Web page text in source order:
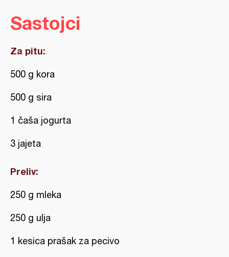
Sastojci
Za pitu:
500 g kora
500 g sira
1 čaša jogurta
3 jajeta
Preliv:
250 g mleka
250 g ulja
1 kesica prašak za pecivo